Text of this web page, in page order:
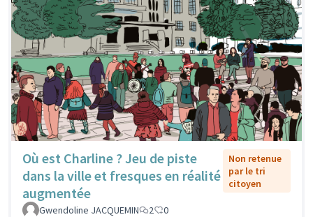
Où est Charline ? Jeu de piste
dans la ville et fresques en réalité
augmentée
Non retenue
par le tri
citoyen
Gwendoline JACQUEMIN 2 0